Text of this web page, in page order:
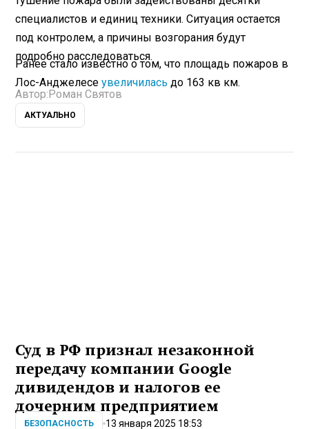
специалистов и единиц техники. Ситуация остается
под контролем, а причины возгорания будут
подробно расследоваться.
Ранее стало известно о том, что площадь пожаров в
Лос-Анджелесеувеличилась до 163 кв км.
Автор:Роман Святов
АКТУАЛЬНО
Суд в РФ признал незаконной
передачу компании Google
дивидендов и налогов ее
дочерним предприятием
БЕЗОПАСНОСТЬ 13 января 2025 18:53